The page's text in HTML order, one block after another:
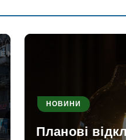
НОВИНИ
Планові